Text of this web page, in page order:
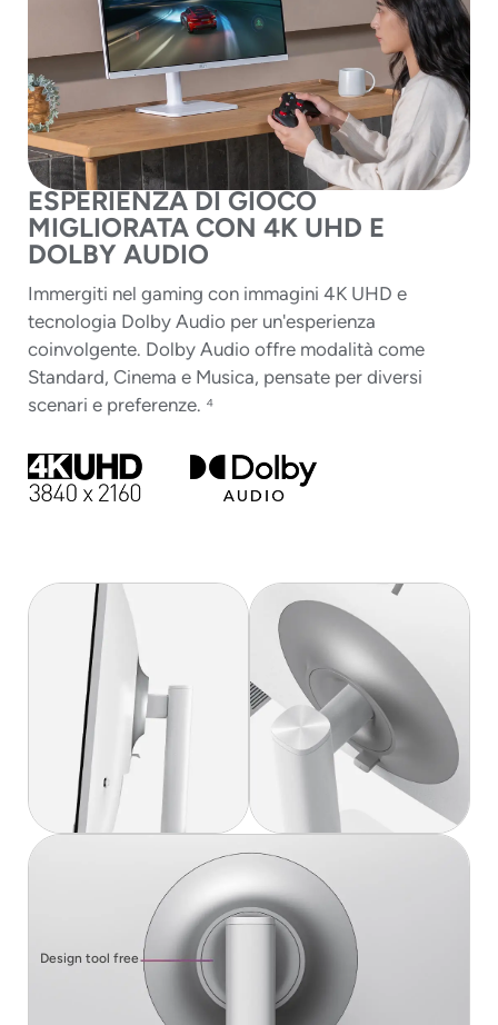
ESPERIENZA DI GIOCO
MIGLIORATA CON 4K UHD E
DOLBY AUDIO
Immergiti nel gaming con immagini 4K UHD e
tecnologia Dolby Audio per un'esperienza
coinvolgente. Dolby Audio offre modalità come
Standard, Cinema e Musica, pensate per diversi
scenari e preferenze. ⁴
Design tool free